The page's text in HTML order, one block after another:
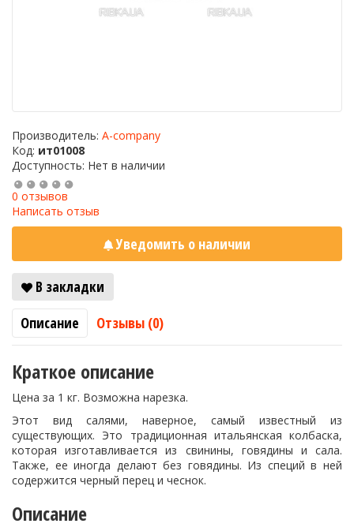
Производитель: A-company
Код: ит01008
Доступность: Нет в наличии
0 отзывов
Написать отзыв
Уведомить о наличии
В закладки
Описание
Отзывы (0)
Краткое описание
Цена за 1 кг. Возможна нарезка.
Этот вид салями, наверное, самый известный из
существующих. Это традиционная итальянская колбаска,
которая изготавливается из свинины, говядины и сала.
Также, ее иногда делают без говядины. Из специй в ней
содержится черный перец и чеснок.
Описание